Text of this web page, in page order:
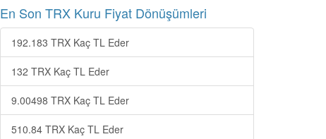
En Son TRX Kuru Fiyat Dönüşümleri
192.183 TRX Kaç TL Eder
132 TRX Kaç TL Eder
9.00498 TRX Kaç TL Eder
510.84 TRX Kaç TL Eder